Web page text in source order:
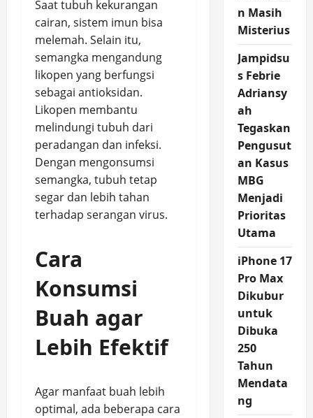
Saat tubuh kekurangan
cairan, sistem imun bisa
melemah. Selain itu,
semangka mengandung
likopen yang berfungsi
sebagai antioksidan.
Likopen membantu
melindungi tubuh dari
peradangan dan infeksi.
Dengan mengonsumsi
semangka, tubuh tetap
segar dan lebih tahan
terhadap serangan virus.
Cara
Konsumsi
Buah agar
Lebih Efektif
Agar manfaat buah lebih
optimal, ada beberapa cara
n Masih
Misterius
Jampidsu
s Febrie
Adriansy
ah
Tegaskan
Pengusut
an Kasus
MBG
Menjadi
Prioritas
Utama
iPhone 17
Pro Max
Dikubur
untuk
Dibuka
250
Tahun
Mendata
ng